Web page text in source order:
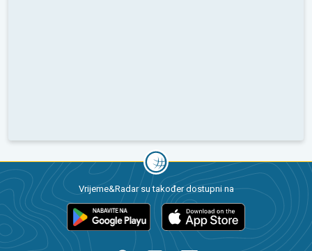
Vrijeme&Radar su također dostupni na